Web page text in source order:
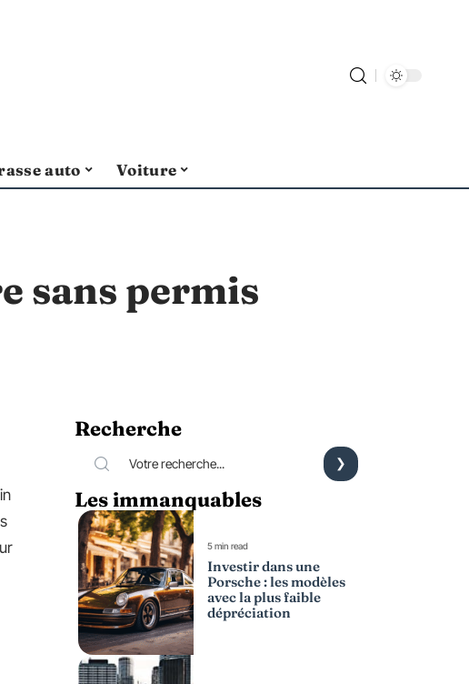
auto Voiture
sans permis
Recherche
Les immanquables
5 min read
Investir dans une
Porsche : les modèles
avec la plus faible
dépréciation